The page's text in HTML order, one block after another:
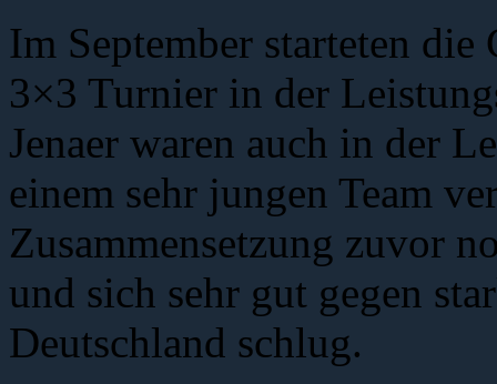
Im September starteten
3×3 Turnier in der
Jenaer waren auch in der
einem sehr jungen Team
Zusammensetzung zuvor
und sich sehr gut gegen
Deutschland schlug.